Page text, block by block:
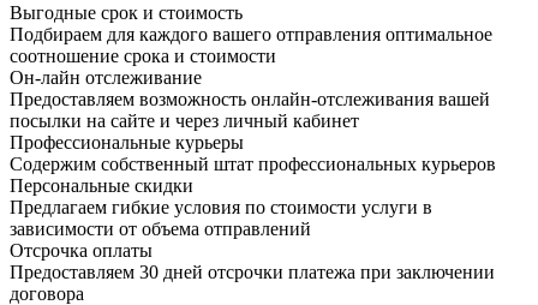
Выгодные срок и стоимость
Подбираем для каждого вашего отправления оптимальное
соотношение срока и стоимости
Он-лайн отслеживание
Предоставляем возможность онлайн-отслеживания вашей
посылки на сайте и через личный кабинет
Профессиональные курьеры
Содержим собственный штат профессиональных курьеров
Персональные скидки
Предлагаем гибкие условия по стоимости услуги в
зависимости от объема отправлений
Отсрочка оплаты
Предоставляем 30 дней отсрочки платежа при заключении
договора